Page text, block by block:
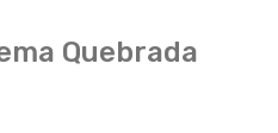
Quebrada